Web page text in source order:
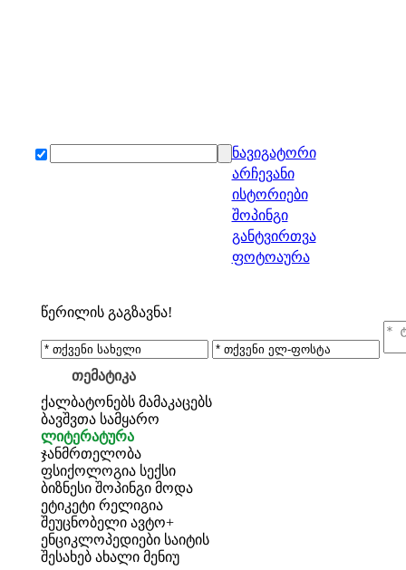
ნავიგატორი
არჩევანი
ისტორიები
შოპინგი
განტვირთვა
ფოტოაურა
წერილის გაგზავნა!
თემატიკა
ქალბატონებს მამაკაცებს
ბავშვთა სამყარო
ლიტერატურა
ჯანმრთელობა
ფსიქოლოგია სექსი
ბიზნესი შოპინგი მოდა
ეტიკეტი რელიგია
შეუცნობელი ავტო+
ენციკლოპედიები საიტის
შესახებ ახალი მენიუ